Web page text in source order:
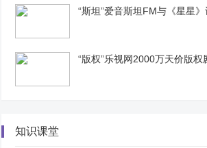
“斯坦”爱音斯坦FM与《星星
“版权”乐视网2000万天价版权
知识课堂